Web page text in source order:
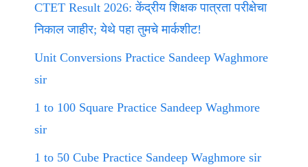
CTET Result 2026: केंद्रीय शिक्षक पात्रता परीक्षेचा
निकाल जाहीर; येथे पहा तुमचे मार्कशीट!
Unit Conversions Practice Sandeep Waghmore
sir
1 to 100 Square Practice Sandeep Waghmore
sir
1 to 50 Cube Practice Sandeep Waghmore sir